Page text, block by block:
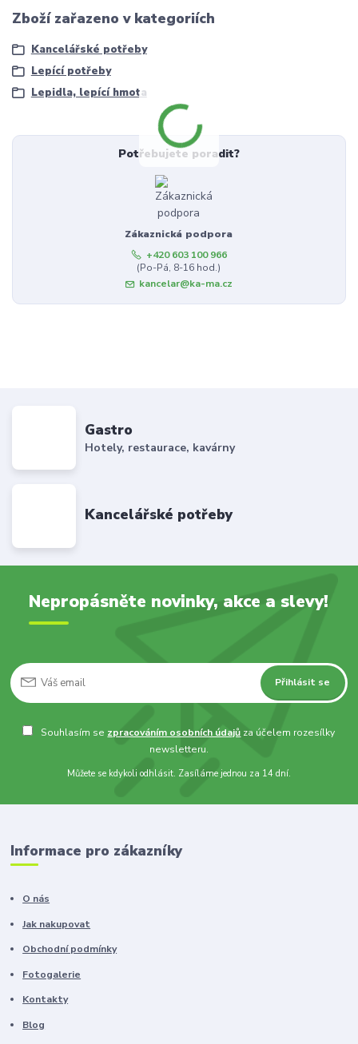
Zboží zařazeno v kategoriích
Kancelářské potřeby
Lepící potřeby
Lepidla, lepící hmota
Potřebujete poradit?
Zákaznická podpora
+420 603 100 966
(Po-Pá, 8-16 hod.)
kancelar@ka-ma.cz
Gastro
Hotely, restaurace, kavárny
Kancelářské potřeby
Nepropásněte novinky, akce a slevy!
Přihlásit se
Souhlasím se zpracováním osobních údajů za účelem rozesílky
newsletteru.
Můžete se kdykoli odhlásit. Zasíláme jednou za 14 dní.
Informace pro zákazníky
O nás
Jak nakupovat
Obchodní podmínky
Fotogalerie
Kontakty
Blog